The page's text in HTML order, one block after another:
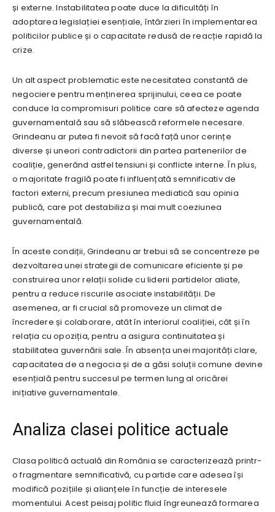
și externe. Instabilitatea poate duce la dificultăți în
adoptarea legislației esențiale, întârzieri în implementarea
politicilor publice și o capacitate redusă de reacție rapidă la
crize.
Un alt aspect problematic este necesitatea constantă de
negociere pentru menținerea sprijinului, ceea ce poate
conduce la compromisuri politice care să afecteze agenda
guvernamentală sau să slăbească reformele necesare.
Grindeanu ar putea fi nevoit să facă față unor cerințe
diverse și uneori contradictorii din partea partenerilor de
coaliție, generând astfel tensiuni și conflicte interne. În plus,
o majoritate fragilă poate fi influențată semnificativ de
factori externi, precum presiunea mediatică sau opinia
publică, care pot destabiliza și mai mult coeziunea
guvernamentală.
În aceste condiții, Grindeanu ar trebui să se concentreze pe
dezvoltarea unei strategii de comunicare eficiente și pe
construirea unor relații solide cu liderii partidelor aliate,
pentru a reduce riscurile asociate instabilității. De
asemenea, ar fi crucial să promoveze un climat de
încredere și colaborare, atât în interiorul coaliției, cât și în
relația cu opoziția, pentru a asigura continuitatea și
stabilitatea guvernării sale. În absența unei majorități clare,
capacitatea de a negocia și de a găsi soluții comune devine
esențială pentru succesul pe termen lung al oricărei
inițiative guvernamentale.
Analiza clasei politice actuale
Clasa politică actuală din România se caracterizează printr-
o fragmentare semnificativă, cu partide care adesea își
modifică pozițiile și alianțele în funcție de interesele
momentului. Acest peisaj politic fluid îngreunează formarea